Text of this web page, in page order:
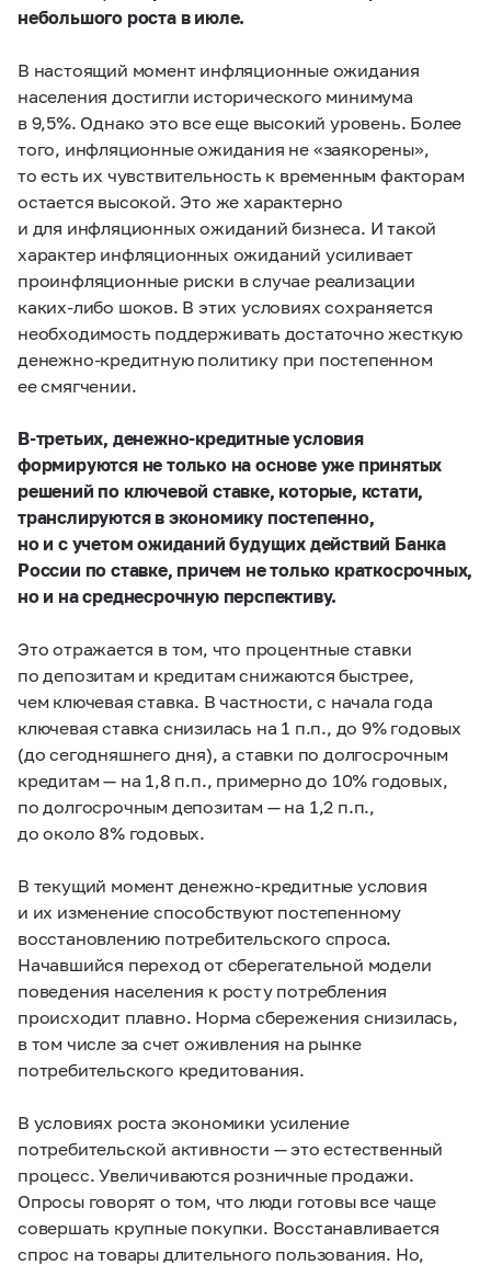
небольшого роста в июле.
В настоящий момент инфляционные ожидания
населения достигли исторического минимума
в 9,5%. Однако это все еще высокий уровень. Более
того, инфляционные ожидания не «заякорены»,
то есть их чувствительность к временным факторам
остается высокой. Это же характерно
и для инфляционных ожиданий бизнеса. И такой
характер инфляционных ожиданий усиливает
проинфляционные риски в случае реализации
каких-либо шоков. В этих условиях сохраняется
необходимость поддерживать достаточно жесткую
денежно-кредитную политику при постепенном
ее смягчении.
В-третьих, денежно-кредитные условия
формируются не только на основе уже принятых
решений по ключевой ставке, которые, кстати,
транслируются в экономику постепенно,
но и с учетом ожиданий будущих действий Банка
России по ставке, причем не только краткосрочных,
но и на среднесрочную перспективу.
Это отражается в том, что процентные ставки
по депозитам и кредитам снижаются быстрее,
чем ключевая ставка. В частности, с начала года
ключевая ставка снизилась на 1 п.п., до 9% годовых
(до сегодняшнего дня), а ставки по долгосрочным
кредитам — на 1,8 п.п., примерно до 10% годовых,
по долгосрочным депозитам — на 1,2 п.п.,
до около 8% годовых.
В текущий момент денежно-кредитные условия
и их изменение способствуют постепенному
восстановлению потребительского спроса.
Начавшийся переход от сберегательной модели
поведения населения к росту потребления
происходит плавно. Норма сбережения снизилась,
в том числе за счет оживления на рынке
потребительского кредитования.
В условиях роста экономики усиление
потребительской активности — это естественный
процесс. Увеличиваются розничные продажи.
Опросы говорят о том, что люди готовы все чаще
совершать крупные покупки. Восстанавливается
спрос на товары длительного пользования. Но,